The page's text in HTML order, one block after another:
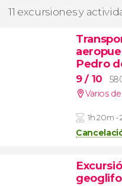
11 excursiones y
Pedro
9/ 10
Varios
1h 20m -